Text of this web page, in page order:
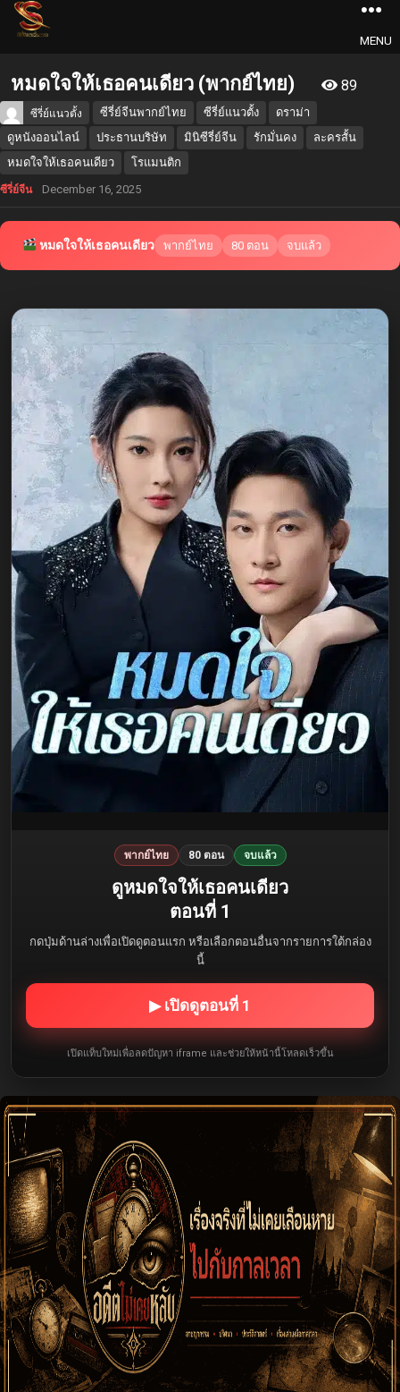
MENU
หมดใจให้เธอคนเดียว (พากย์ไทย) 89
ซีรี่ย์แนวตั้ง ซีรี่ย์จีนพากย์ไทย ซีรี่ย์แนวตั้ง
ดราม่า
ดูหนังออนไลน์
ประธานบริษัท มินิซีรี่ย์จีน รักมั่นคง
ละครสั้น
หมดใจให้เธอคนเดียว
โรแมนติก
ซีรี่ย์จีน December 16, 2025
หมดใจให้เธอคนเดียว พากย์ไทย 80 ตอน จบแล้ว
พากย์ไทย 80 ตอน จบแล้ว
ดูหมดใจให้เธอคนเดียว
ตอนที่ 1
กดปุ่มด้านล่างเพื่อเปิดดูตอนแรก หรือเลือกตอนอื่นจากรายการใต้กล่อง
นี้
▶ เปิดดูตอนที่ 1
เปิดแท็บใหม่เพื่อลดปัญหา iframe และช่วยให้หน้านี้โหลดเร็วขึ้น